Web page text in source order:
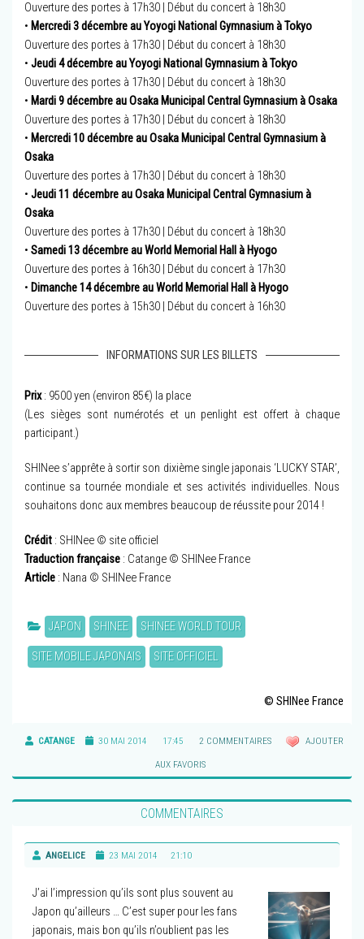
Ouverture des portes à 17h30 | Début du concert à 18h30
• Mercredi 3 décembre au Yoyogi National Gymnasium à Tokyo
Ouverture des portes à 17h30 | Début du concert à 18h30
• Jeudi 4 décembre au Yoyogi National Gymnasium à Tokyo
Ouverture des portes à 17h30 | Début du concert à 18h30
• Mardi 9 décembre au Osaka Municipal Central Gymnasium à Osaka
Ouverture des portes à 17h30 | Début du concert à 18h30
• Mercredi 10 décembre au Osaka Municipal Central Gymnasium à
Osaka
Ouverture des portes à 17h30 | Début du concert à 18h30
• Jeudi 11 décembre au Osaka Municipal Central Gymnasium à
Osaka
Ouverture des portes à 17h30 | Début du concert à 18h30
• Samedi 13 décembre au World Memorial Hall à Hyogo
Ouverture des portes à 16h30 | Début du concert à 17h30
• Dimanche 14 décembre au World Memorial Hall à Hyogo
Ouverture des portes à 15h30 | Début du concert à 16h30
INFORMATIONS SUR LES BILLETS
Prix: 9500 yen (environ 85€) la place
(Les sièges sont numérotés et un penlight est offert à chaque
participant.)
SHINee s’apprête à sortir son dixième single japonais ‘LUCKY STAR’,
continue sa tournée mondiale et ses activités individuelles. Nous
souhaitons donc aux membres beaucoup de réussite pour 2014 !
Crédit : SHINee © site officiel
Traduction française : Catange © SHINee France
Article : Nana © SHINee France
JAPON SHINEE SHINEE WORLD TOUR
SITE MOBILE JAPONAIS SITE OFFICIEL
© SHINee France
CATANGE 30 MAI 2014 17:45 2 COMMENTAIRES AJOUTER
AUX FAVORIS
COMMENTAIRES
ANGELICE 23 MAI 2014 21:10
J’ai l’impression qu’ils sont plus souvent au
Japon qu’ailleurs … C’est super pour les fans
japonais, mais bon qu’ils n’oublient pas les